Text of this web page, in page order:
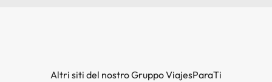
Altri siti del nostro Gruppo ViajesParaTi